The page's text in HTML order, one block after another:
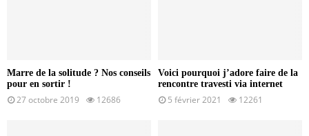
Marre de la solitude ? Nos conseils
pour en sortir !
27 octobre 2019 12686
Voici pourquoi j’adore faire de la
rencontre travesti via internet
5 février 2021 12261